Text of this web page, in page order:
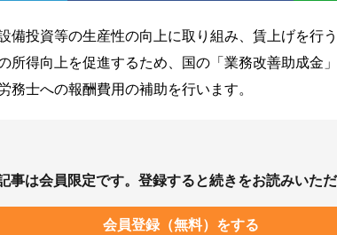
備投資等の生産性の向上に取り組み、賃上げを行
所得向上を促進するため、国の「業務改善助成金
務士への報酬費用の補助を行います。
事は会員限定です。登録すると続きをお読みいただ
会員登録（無料）をする